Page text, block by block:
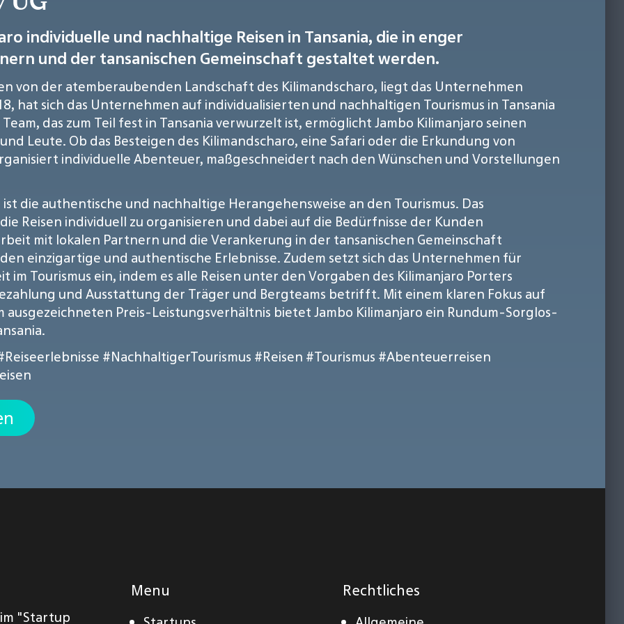
individuelle und nachhaltige Reisen in Tansania, die in enger
und der tansanischen Gemeinschaft gestaltet werden.
von der atemberaubenden Landschaft des Kilimandscharo, liegt das Unternehmen
hat sich das Unternehmen auf individualisierten und nachhaltigen Tourismus in Tansania
das zum Teil fest in Tansania verwurzelt ist, ermöglicht Jambo Kilimanjaro seinen
Leute. Ob das Besteigen des Kilimandscharo, eine Safari oder die Erkundung von
individuelle Abenteuer, maßgeschneidert nach den Wünschen und Vorstellungen
die authentische und nachhaltige Herangehensweise an den Tourismus. Das
Reisen individuell zu organisieren und dabei auf die Bedürfnisse der Kunden
mit lokalen Partnern und die Verankerung in der tansanischen Gemeinschaft
einzigartige und authentische Erlebnisse. Zudem setzt sich das Unternehmen für
Tourismus ein, indem es alle Reisen unter den Vorgaben des Kilimanjaro Porters
und Ausstattung der Träger und Bergteams betrifft. Mit einem klaren Fokus auf
ausgezeichneten Preis-Leistungsverhältnis bietet Jambo Kilimanjaro ein Rundum-Sorglos-
#NachhaltigerTourismus #Reisen #Tourismus #Abenteuerreisen
"Startup
Menu Rechtliches